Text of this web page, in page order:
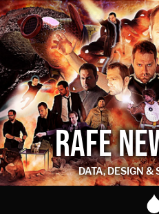
RAFE
DATA, DESIGN &